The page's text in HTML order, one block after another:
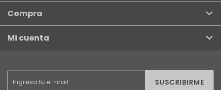
SUSCRIBIRME
Compra
Mi cuenta